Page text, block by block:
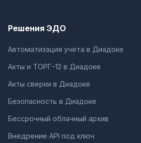
Решения ЭДО
Автоматизация учета в Диадоке
Акты и ТОРГ-12 в Диадоке
Акты сверки в Диадоке
Безопасность в Диадоке
Бессрочный облачный архив
Внедрение API под ключ